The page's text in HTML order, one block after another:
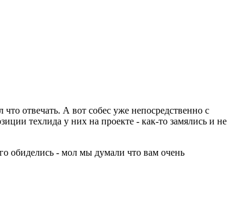
отвечать. А вот собес уже непосредственно с
техлида у них на проекте - как-то замялись и не
обиделись - мол мы думали что вам очень